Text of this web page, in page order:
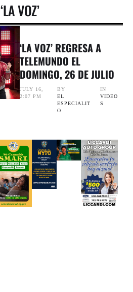
‘LA VOZ’
‘LA VOZ’ REGRESA A
TELEMUNDO EL
DOMINGO, 26 DE JULIO
JULY 16,
2:07 PM
BY
EL
ESPECIALIT
O
IN
VIDEO
S